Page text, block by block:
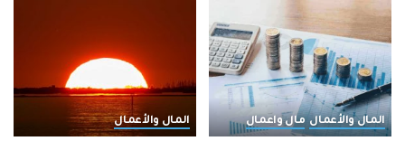
المال والأعمال مال واعمال المال والأعمال